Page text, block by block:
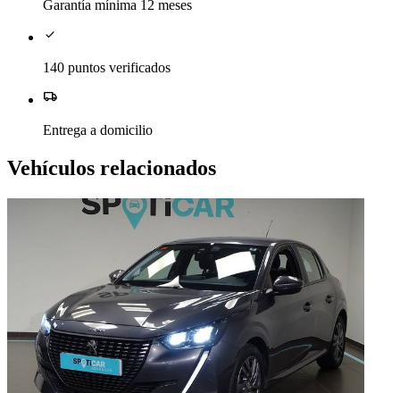
Garantía mínima 12 meses
check
140 puntos verificados
local_shipping
Entrega a domicilio
Vehículos relacionados